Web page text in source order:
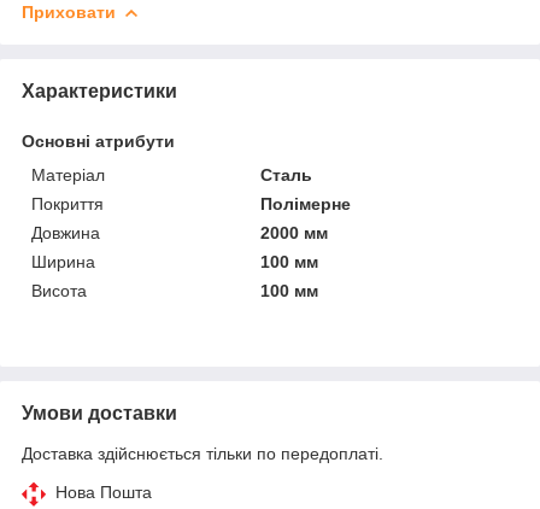
Приховати
Характеристики
Основні атрибути
Матеріал
Сталь
Покриття
Полімерне
Довжина
2000 мм
Ширина
100 мм
Висота
100 мм
Умови доставки
Доставка здійснюється тільки по передоплаті.
Нова Пошта